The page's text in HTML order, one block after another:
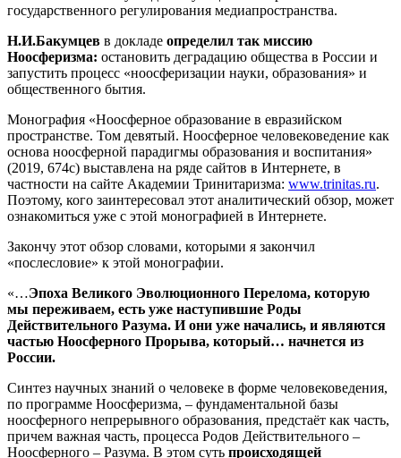
государственного регулирования медиапространства.
Н.И.Бакумцев в докладе определил так миссию
Ноосферизма: остановить деградацию общества в России и
запустить процесс «ноосферизации науки, образования» и
общественного бытия.
Монография «Ноосферное образование в евразийском
пространстве. Том девятый. Ноосферное человековедение как
основа ноосферной парадигмы образования и воспитания»
(2019, 674с) выставлена на ряде сайтов в Интернете, в
частности на сайте Академии Тринитаризма: www.trinitas.ru.
Поэтому, кого заинтересовал этот аналитический обзор, может
ознакомиться уже с этой монографией в Интернете.
Закончу этот обзор словами, которыми я закончил
«послесловие» к этой монографии.
«…Эпоха Великого Эволюционного Перелома, которую
мы переживаем, есть уже наступившие Роды
Действительного Разума. И они уже начались, и являются
частью Ноосферного Прорыва, который… начнется из
России.
Синтез научных знаний о человеке в форме человековедения,
по программе Ноосферизма, – фундаментальной базы
ноосферного непрерывного образования, предстаёт как часть,
причем важная часть, процесса Родов Действительного –
Ноосферного – Разума. В этом суть происходящей